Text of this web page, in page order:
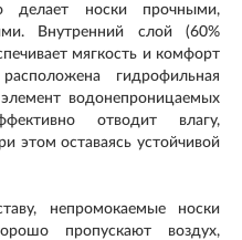
делает носки прочными,
Внутренний слой (60%
мягкость и комфорт
гидрофильная
водонепроницаемых
отводит влагу,
этом оставаясь устойчивой
непромокаемые носки
пропускают воздух,